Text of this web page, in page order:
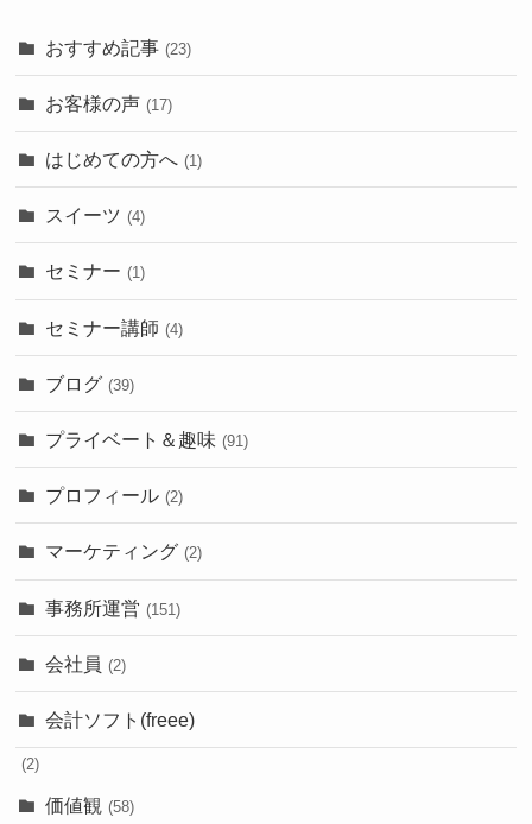
おすすめ記事 (23)
お客様の声 (17)
はじめての方へ (1)
スイーツ (4)
セミナー (1)
セミナー講師 (4)
ブログ (39)
プライベート＆趣味 (91)
プロフィール (2)
マーケティング (2)
事務所運営 (151)
会社員 (2)
会計ソフト(freee)
(2)
価値観 (58)